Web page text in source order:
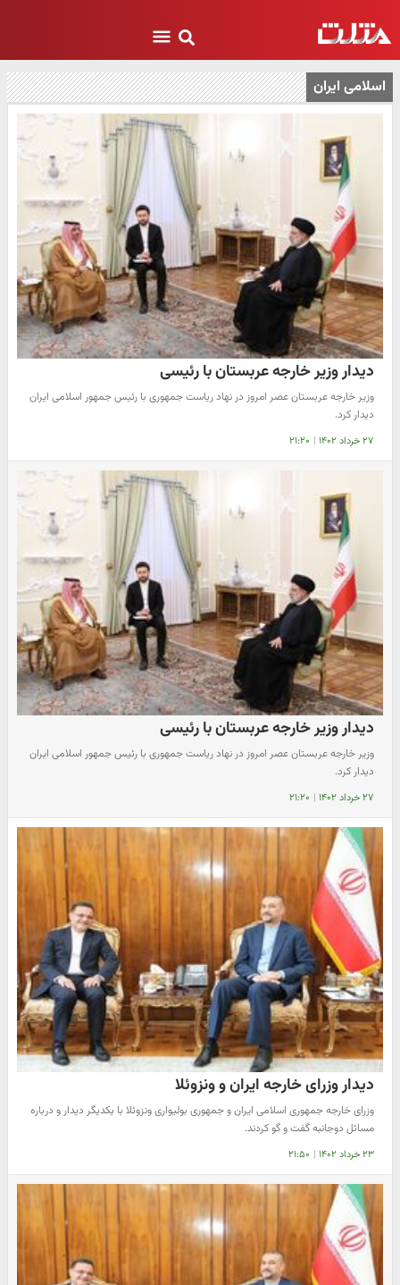
اسلامی ایران
دیدار وزیر خارجه عربستان با رئیسی
وزیر خارجه عربستان عصر امروز در نهاد ریاست جمهوری با رئیس‌ جمهور اسلامی ایران
دیدار کرد.
۲۷ خرداد ۱۴۰۲ | ۲۱:۲۰
دیدار وزیر خارجه عربستان با رئیسی
وزیر خارجه عربستان عصر امروز در نهاد ریاست جمهوری با رئیس‌ جمهور اسلامی ایران
دیدار کرد.
۲۷ خرداد ۱۴۰۲ | ۲۱:۲۰
دیدار وزرای خارجه ایران و ونزوئلا
وزرای خارجه جمهوری اسلامی ایران و جمهوری بولیواری ونزوئلا با یکدیگر دیدار و درباره
مسائل دوجانبه گفت و گو کردند.
۲۳ خرداد ۱۴۰۲ | ۲۱:۵۰